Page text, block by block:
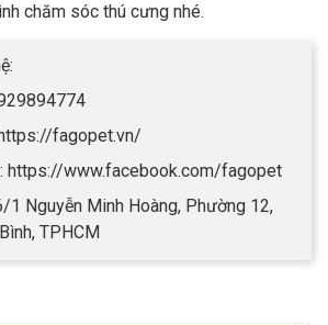
chăm sóc thú cưng nhé.
fagopet.vn/
https://www.facebook.com/fagopet
1 Nguyễn Minh Hoàng, Phường 12,
TPHCM